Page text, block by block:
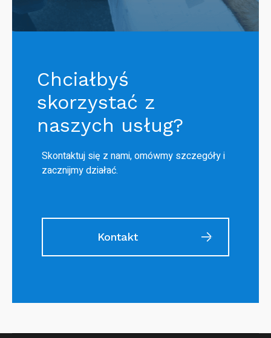
Chciałbyś
skorzystać z
naszych usług?
Skontaktuj się z nami, omówmy szczegóły i
zacznijmy działać.
Kontakt